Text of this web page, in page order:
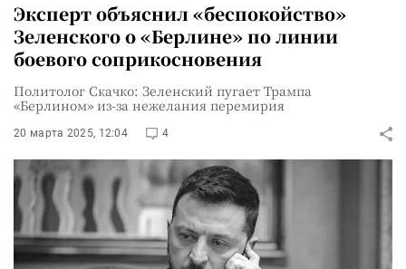
Эксперт объяснил «беспокойство»
Зеленского о «Берлине» по линии
боевого соприкосновения
Политолог Скачко: Зеленский пугает Трампа
«Берлином» из-за нежелания перемирия
20 марта 2025, 12:04 4